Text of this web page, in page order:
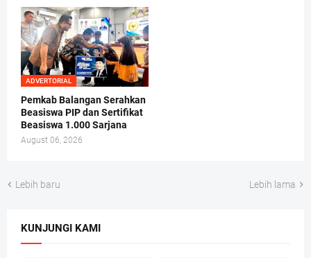
ADVERTORIAL
Pemkab Balangan Serahkan
Beasiswa PIP dan Sertifikat
Beasiswa 1.000 Sarjana
August 06, 2026
Lebih baru Lebih lama
KUNJUNGI KAMI